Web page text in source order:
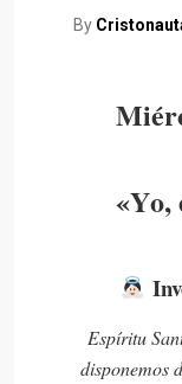
By
«Yo,
Espíritu
disponemos